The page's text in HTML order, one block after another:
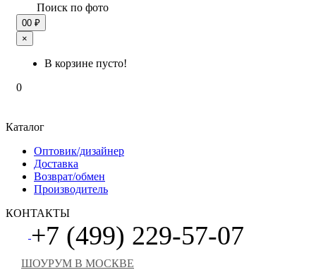
Поиск по фото
00 ₽
×
В корзине пусто!
0
Каталог
Оптовик/дизайнер
Доставка
Возврат/обмен
Производитель
КОНТАКТЫ
+7 (499) 229-57-07
ШОУРУМ В МОСКВЕ